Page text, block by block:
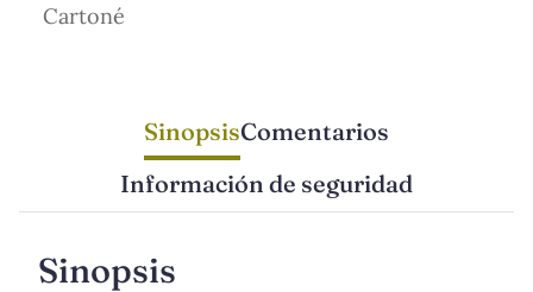
Cartoné
SinopsisComentarios
Información de seguridad
Sinopsis